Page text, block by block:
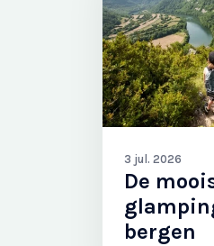
3 jul. 2026
De
bergen